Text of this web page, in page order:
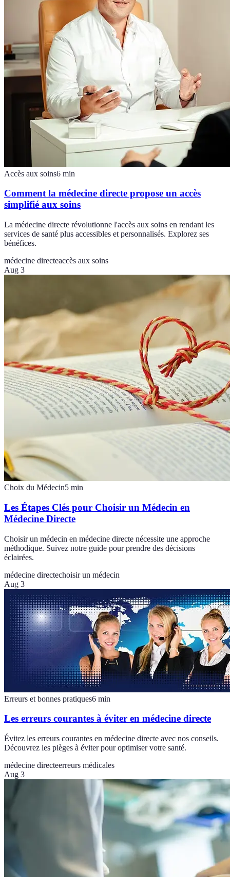
Accès aux soins6 min
Comment la médecine directe propose un accès
simplifié aux soins
La médecine directe révolutionne l'accès aux soins en rendant les
services de santé plus accessibles et personnalisés. Explorez ses
bénéfices.
médecine directeaccès aux soins
Aug 3
Choix du Médecin5 min
Les Étapes Clés pour Choisir un Médecin en
Médecine Directe
Choisir un médecin en médecine directe nécessite une approche
méthodique. Suivez notre guide pour prendre des décisions
éclairées.
médecine directechoisir un médecin
Aug 3
Erreurs et bonnes pratiques6 min
Les erreurs courantes à éviter en médecine directe
Évitez les erreurs courantes en médecine directe avec nos conseils.
Découvrez les pièges à éviter pour optimiser votre santé.
médecine directeerreurs médicales
Aug 3